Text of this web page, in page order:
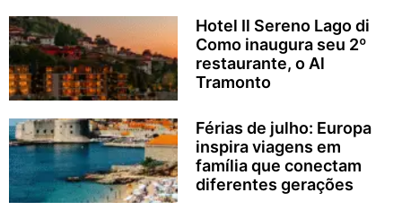
Hotel Il Sereno Lago di
Como inaugura seu 2º
restaurante, o Al
Tramonto
Férias de julho: Europa
inspira viagens em
família que conectam
diferentes gerações